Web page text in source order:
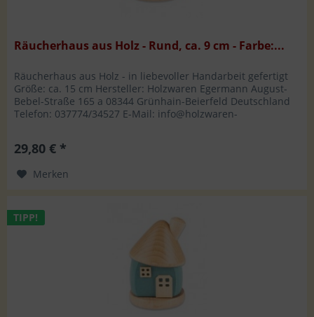
Räucherhaus aus Holz - Rund, ca. 9 cm - Farbe:...
Räucherhaus aus Holz - in liebevoller Handarbeit gefertigt
Größe: ca. 15 cm Hersteller: Holzwaren Egermann August-
Bebel-Straße 165 a 08344 Grünhain-Beierfeld Deutschland
Telefon: 037774/34527 E-Mail: info@holzwaren-
29,80 € *
Merken
TIPP!